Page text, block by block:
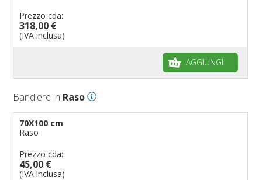
Prezzo cda:
318,00 €
(IVA inclusa)
AGGIUNGI
Bandiere in Raso
70X100 cm
Raso
Prezzo cda:
45,00 €
(IVA inclusa)